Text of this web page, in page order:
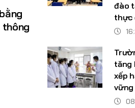
đào
thực
tăng
xếp